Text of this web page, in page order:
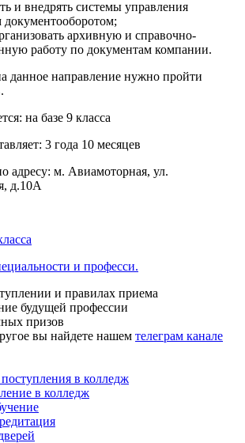
и внедрять системы управления
архивную и справочно-
работу по документам компании.
данное направление нужно пройти
на базе 9 класса
3 года 10 месяцев
адресу: м. Авиамоторная, ул.
д.10А
и професси.
и правилах приема
будущей профессии
призов
вы найдете нашем телеграм канале
в колледж
в колледж